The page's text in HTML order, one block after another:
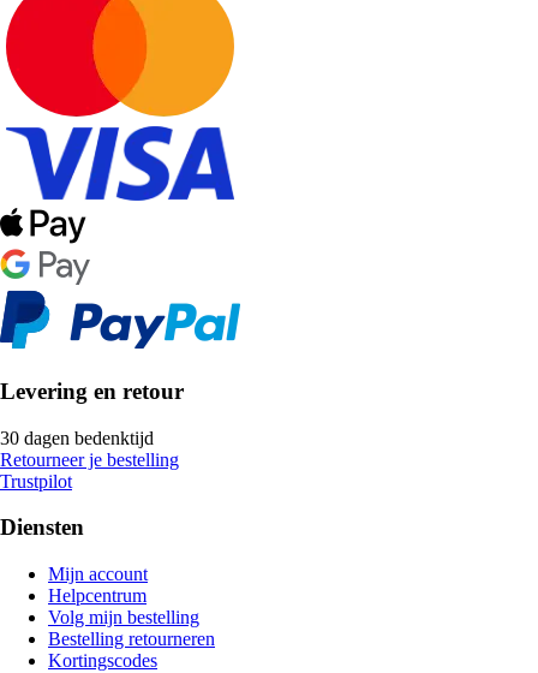
Levering en retour
30 dagen bedenktijd
Retourneer je bestelling
Trustpilot
Diensten
Mijn account
Helpcentrum
Volg mijn bestelling
Bestelling retourneren
Kortingscodes